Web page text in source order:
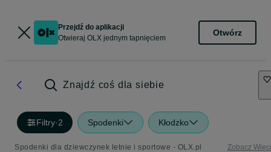
Przejdź do aplikacji
Otwieraj OLX jednym tapnięciem
Otwórz
Znajdź coś dla siebie
Filtry·2 Spodenki Kłodzko
Spodenki dla dziewczynek letnie i sportowe - OLX.pl Zobacz